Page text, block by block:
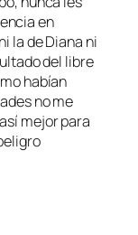
en
la de Diana ni
del libre
habían
no me
mejor para